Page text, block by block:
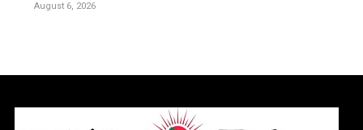
August 6, 2026